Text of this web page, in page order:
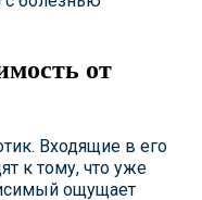
от
Входящие в его
к тому, что уже
ощущает